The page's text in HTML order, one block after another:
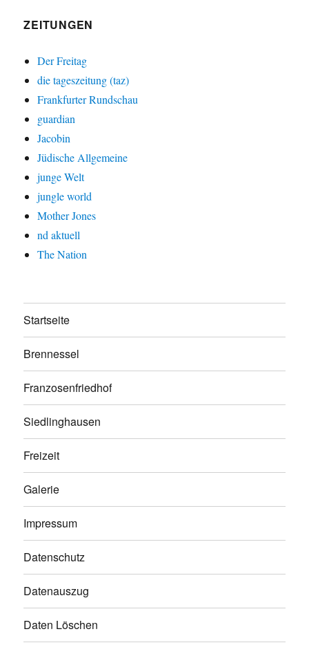
ZEITUNGEN
Der Freitag
die tageszeitung (taz)
Frankfurter Rundschau
guardian
Jacobin
Jüdische Allgemeine
junge Welt
jungle world
Mother Jones
nd aktuell
The Nation
Startseite
Brennessel
Franzosenfriedhof
Siedlinghausen
Freizeit
Galerie
Impressum
Datenschutz
Datenauszug
Daten Löschen